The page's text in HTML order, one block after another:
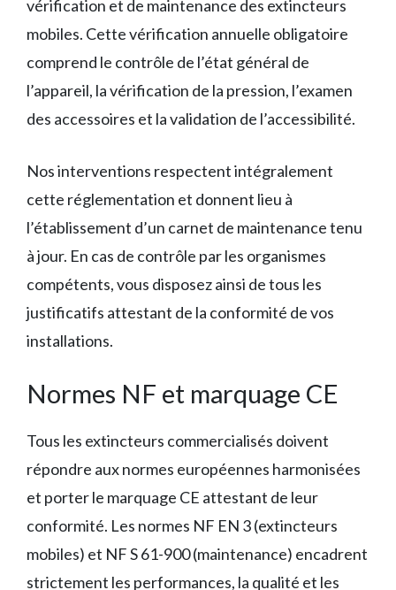
vérification et de maintenance des extincteurs
mobiles. Cette vérification annuelle obligatoire
comprend le contrôle de l’état général de
l’appareil, la vérification de la pression, l’examen
des accessoires et la validation de l’accessibilité.
Nos interventions respectent intégralement
cette réglementation et donnent lieu à
l’établissement d’un carnet de maintenance tenu
à jour. En cas de contrôle par les organismes
compétents, vous disposez ainsi de tous les
justificatifs attestant de la conformité de vos
installations.
Normes NF et marquage CE
Tous les extincteurs commercialisés doivent
répondre aux normes européennes harmonisées
et porter le marquage CE attestant de leur
conformité. Les normes NF EN 3 (extincteurs
mobiles) et NF S 61-900 (maintenance) encadrent
strictement les performances, la qualité et les